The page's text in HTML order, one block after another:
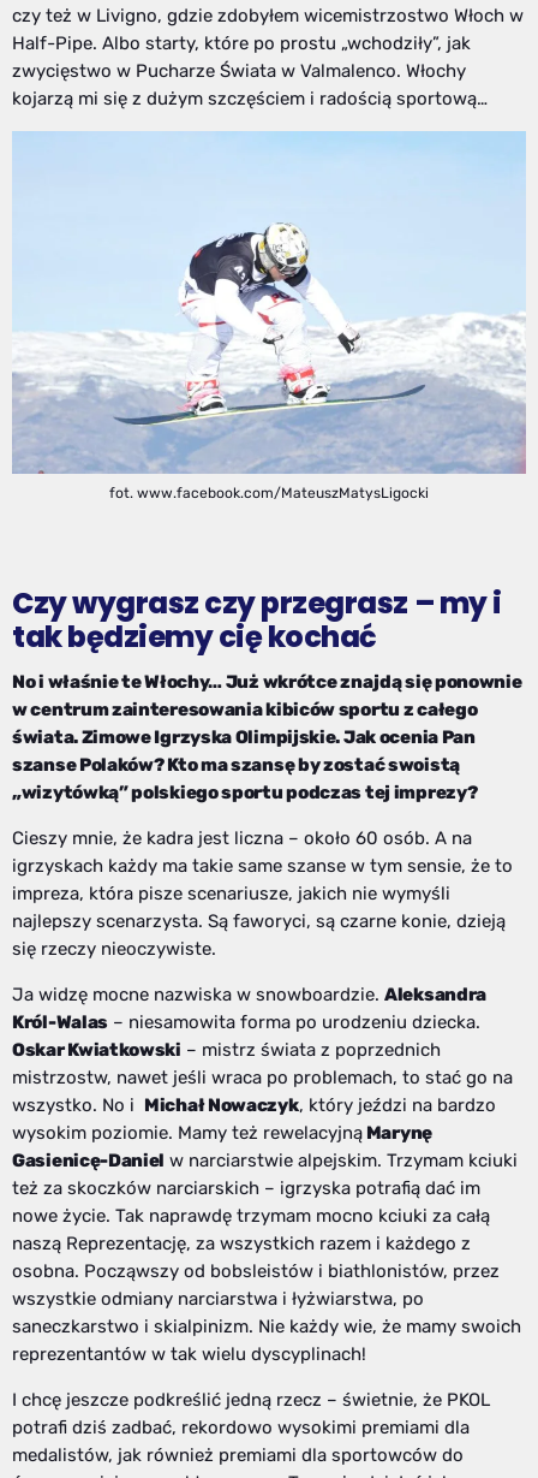
czy też w Livigno, gdzie zdobyłem wicemistrzostwo Włoch w
Half-Pipe. Albo starty, które po prostu „wchodziły”, jak
zwycięstwo w Pucharze Świata w Valmalenco. Włochy
kojarzą mi się z dużym szczęściem i radością sportową…
fot. www.facebook.com/MateuszMatysLigocki
Czy wygrasz czy przegrasz – my i
tak będziemy cię kochać
No i właśnie te Włochy… Już wkrótce znajdą się ponownie
w centrum zainteresowania kibiców sportu z całego
świata. Zimowe Igrzyska Olimpijskie. Jak ocenia Pan
szanse Polaków? Kto ma szansę by zostać swoistą
„wizytówką” polskiego sportu podczas tej imprezy?
Cieszy mnie, że kadra jest liczna – około 60 osób. A na
igrzyskach każdy ma takie same szanse w tym sensie, że to
impreza, która pisze scenariusze, jakich nie wymyśli
najlepszy scenarzysta. Są faworyci, są czarne konie, dzieją
się rzeczy nieoczywiste.
Ja widzę mocne nazwiska w snowboardzie. Aleksandra
Król-Walas – niesamowita forma po urodzeniu dziecka.
Oskar Kwiatkowski – mistrz świata z poprzednich
mistrzostw, nawet jeśli wraca po problemach, to stać go na
wszystko. No i Michał Nowaczyk, który jeździ na bardzo
wysokim poziomie. Mamy też rewelacyjną Marynę
Gasienicę-Daniel w narciarstwie alpejskim. Trzymam kciuki
też za skoczków narciarskich – igrzyska potrafią dać im
nowe życie. Tak naprawdę trzymam mocno kciuki za całą
naszą Reprezentację, za wszystkich razem i każdego z
osobna. Począwszy od bobsleistów i biathlonistów, przez
wszystkie odmiany narciarstwa i łyżwiarstwa, po
saneczkarstwo i skialpinizm. Nie każdy wie, że mamy swoich
reprezentantów w tak wielu dyscyplinach!
I chcę jeszcze podkreślić jedną rzecz – świetnie, że PKOL
potrafi dziś zadbać, rekordowo wysokimi premiami dla
medalistów, jak również premiami dla sportowców do